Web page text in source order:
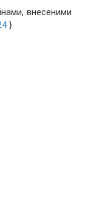
внесеними
}